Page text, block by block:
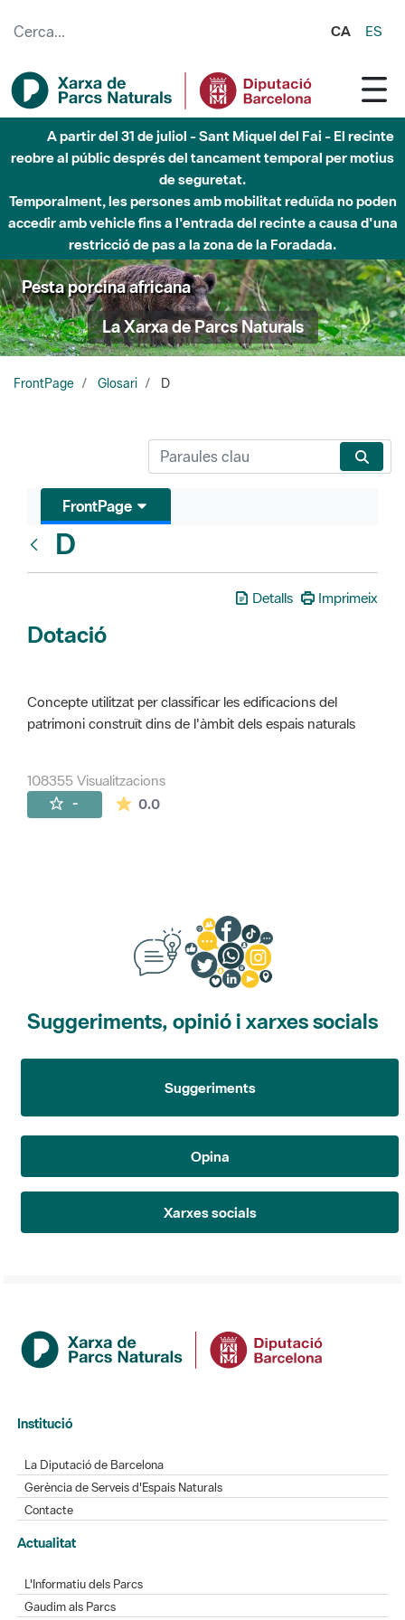
CA ES
A partir del 31 de juliol - Sant Miquel del Fai - El recinte
reobre al públic després del tancament temporal per motius
de seguretat.
Temporalment, les persones amb mobilitat reduïda no poden
accedir amb vehicle fins a l'entrada del recinte a causa d'una
restricció de pas a la zona de la Foradada.
Pesta porcina africana
La Xarxa de Parcs Naturals
FrontPage Glosari D
FrontPage
D
Detalls Imprimeix
Dotació
Concepte utilitzat per classificar les edificacions del
patrimoni construït dins de l'àmbit dels espais naturals
108355 Visualitzacions
- 0.0La mitjana de les valoracions és de 0
Suggeriments, opinió i xarxes socials
Suggeriments
Opina
Xarxes socials
Institució
La Diputació de Barcelona
Gerència de Serveis d'Espais Naturals
Contacte
Actualitat
L'Informatiu dels Parcs
Gaudim als Parcs